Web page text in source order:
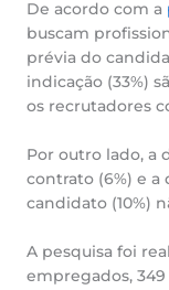
De acordo com a
buscam
prévia do
indicação (33%)
os recrutadores
Por outro lado, a
contrato (6%) e
candidato (10%)
A pesquisa foi
empregados,